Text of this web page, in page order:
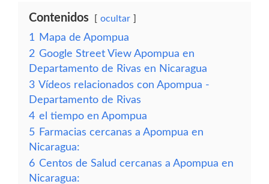
Contenidos ocultar
1
Mapa de Apompua
2 Google Street View Apompua en
Departamento de Rivas en Nicaragua
3 Vídeos relacionados con Apompua -
Departamento de Rivas
4 el tiempo en Apompua
5 Farmacias cercanas a Apompua en
Nicaragua:
6 Centos de Salud cercanas a Apompua en
Nicaragua: